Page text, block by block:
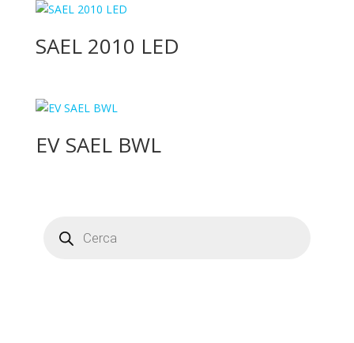
SAEL 2010 LED
EV SAEL BWL
search